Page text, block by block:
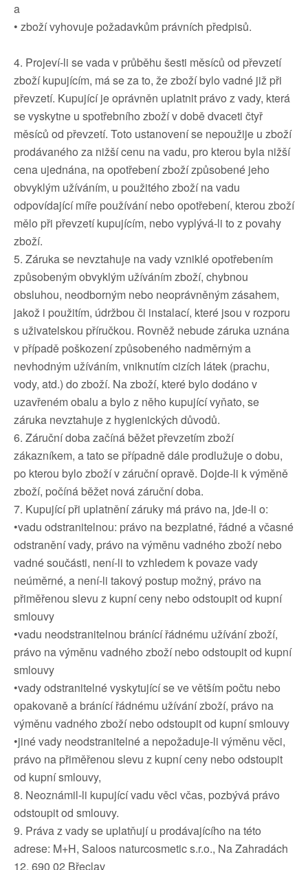
a
• zboží vyhovuje požadavkům právních předpisů.
4. Projeví-li se vada v průběhu šesti měsíců od převzetí
zboží kupujícím, má se za to, že zboží bylo vadné již při
převzetí. Kupující je oprávněn uplatnit právo z vady, která
se vyskytne u spotřebního zboží v době dvaceti čtyř
měsíců od převzetí. Toto ustanovení se nepoužije u zboží
prodávaného za nižší cenu na vadu, pro kterou byla nižší
cena ujednána, na opotřebení zboží způsobené jeho
obvyklým užíváním, u použitého zboží na vadu
odpovídající míře používání nebo opotřebení, kterou zboží
mělo při převzetí kupujícím, nebo vyplývá-li to z povahy
zboží.
5. Záruka se nevztahuje na vady vzniklé opotřebením
způsobeným obvyklým užíváním zboží, chybnou
obsluhou, neodborným nebo neoprávněným zásahem,
jakož i použitím, údržbou či instalací, které jsou v rozporu
s uživatelskou příručkou. Rovněž nebude záruka uznána
v případě poškození způsobeného nadměrným a
nevhodným užíváním, vniknutím cizích látek (prachu,
vody, atd.) do zboží. Na zboží, které bylo dodáno v
uzavřeném obalu a bylo z něho kupující vyňato, se
záruka nevztahuje z hygienických důvodů.
6. Záruční doba začíná běžet převzetím zboží
zákazníkem, a tato se případně dále prodlužuje o dobu,
po kterou bylo zboží v záruční opravě. Dojde-li k výměně
zboží, počíná běžet nová záruční doba.
7. Kupující při uplatnění záruky má právo na, jde-li o:
•vadu odstranitelnou: právo na bezplatné, řádné a včasné
odstranění vady, právo na výměnu vadného zboží nebo
vadné součásti, není-li to vzhledem k povaze vady
neúměrné, a není-li takový postup možný, právo na
přiměřenou slevu z kupní ceny nebo odstoupit od kupní
smlouvy
•vadu neodstranitelnou bránící řádnému užívání zboží,
právo na výměnu vadného zboží nebo odstoupit od kupní
smlouvy
•vady odstranitelné vyskytující se ve větším počtu nebo
opakovaně a bránící řádnému užívání zboží, právo na
výměnu vadného zboží nebo odstoupit od kupní smlouvy
•jiné vady neodstranitelné a nepožaduje-li výměnu věci,
právo na přiměřenou slevu z kupní ceny nebo odstoupit
od kupní smlouvy,
8. Neoznámil-li kupující vadu věci včas, pozbývá právo
odstoupit od smlouvy.
9. Práva z vady se uplatňují u prodávajícího na této
adrese: M+H, Saloos naturcosmetic s.r.o., Na Zahradách
12, 690 02 Břeclav